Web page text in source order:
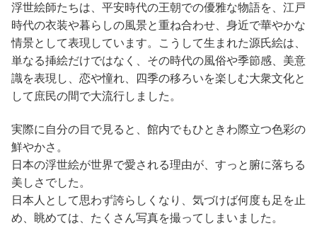
浮世絵師たちは、平安時代の王朝での優雅な物語を、江戸
時代の衣装や暮らしの風景と重ね合わせ、身近で華やかな
情景として表現しています。こうして生まれた源氏絵は、
単なる挿絵だけではなく、その時代の風俗や季節感、美意
識を表現し、恋や憧れ、四季の移ろいを楽しむ大衆文化と
して庶民の間で大流行しました。
実際に自分の目で見ると、館内でもひときわ際立つ色彩の
鮮やかさ。
日本の浮世絵が世界で愛される理由が、すっと腑に落ちる
美しさでした。
日本人として思わず誇らしくなり、気づけば何度も足を止
め、眺めては、たくさん写真を撮ってしまいました。